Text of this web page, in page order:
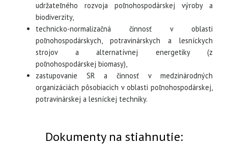
udržateľného rozvoja poľnohospodárskej výroby a
biodiverzity,
technicko-normalizačná činnosť v oblasti
poľnohospodárskych, potravinárskych a lesníckych
strojov a alternatívnej energetiky (z
poľnohospodárskej biomasy),
zastupovanie SR a činnosť v medzinárodných
organizáciách pôsobiacich v oblasti poľnohospodárskej,
potravinárskej a lesníckej techniky.
Dokumenty na stiahnutie: